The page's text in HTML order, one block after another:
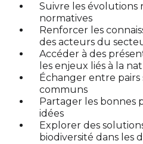
Suivre les évolutions
normatives
Renforcer les
des acteurs du
Accéder à des
les enjeux liés à la
Échanger entre pairs
communs
Partager les bonnes
idées
Explorer des
biodiversité dans les